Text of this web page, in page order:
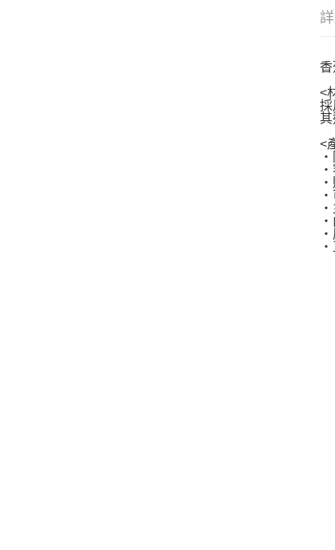
香
<
採
其
<